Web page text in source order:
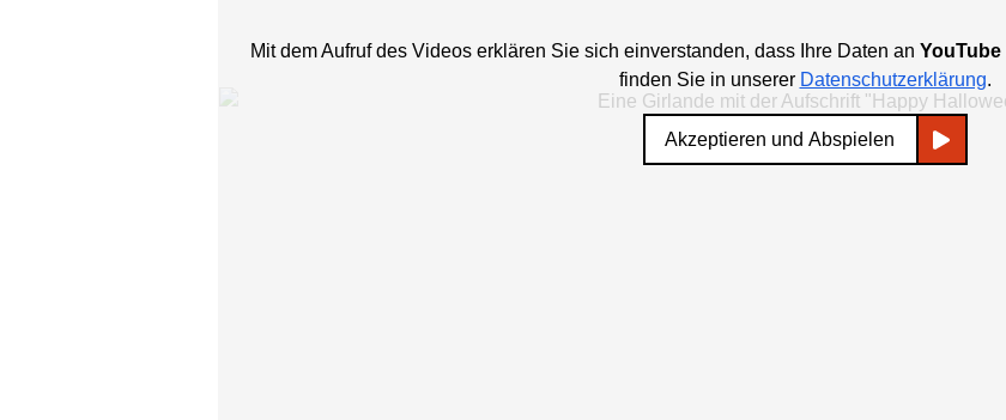
Mit dem Aufruf des Videos erklären Sie sich einverstanden, dass Ihre Daten an YouTube
finden Sie in unserer Datenschutzerklärung.
Akzeptieren und Abspielen